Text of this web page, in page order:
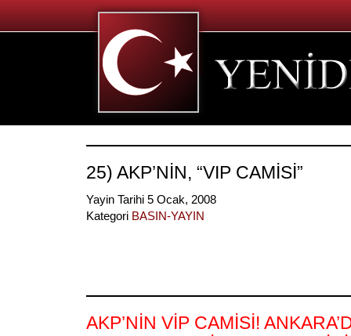
25) AKP’NİN, “VIP CAMİSİ”
Yayin Tarihi 5 Ocak, 2008
Kategori BASIN-YAYIN
AKP’NİN VİP CAMİSİ!